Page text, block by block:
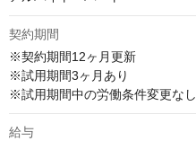
契約期間
※契約期間12ヶ月更新
※試用期間3ヶ月あり
※試用期間中の労働条件変更なし
給与